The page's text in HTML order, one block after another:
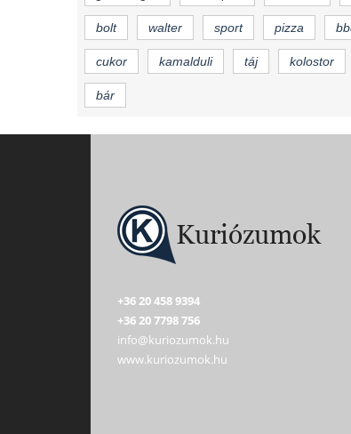
bolt walter sport pizza
cukor kamalduli táj kolostor
bár
+36 20 458 9394
+36 20 7798 756
info@kuriozumok.hu
www.kuriozumok.hu